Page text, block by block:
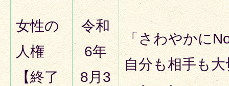
女性の
人権
【終了
令和
6年
8月3
「さわやかに
自分も相手も